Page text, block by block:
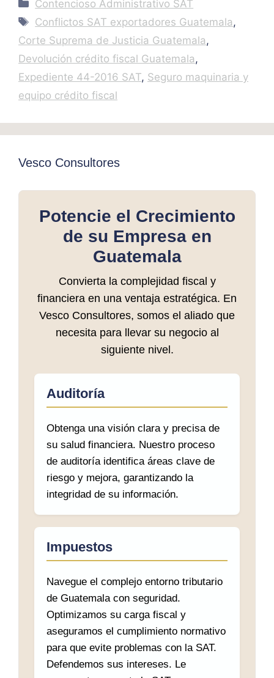
Contencioso Administrativo SAT
Tags
Conflictos SAT exportadores Guatemala,
Corte Suprema de Justicia Guatemala,
Devolución crédito fiscal Guatemala,
Expediente 44-2016 SAT, Seguro maquinaria y
equipo crédito fiscal
Vesco Consultores
Potencie el Crecimiento
de su Empresa en
Guatemala
Convierta la complejidad fiscal y
financiera en una ventaja estratégica. En
Vesco Consultores, somos el aliado que
necesita para llevar su negocio al
siguiente nivel.
Auditoría
Obtenga una visión clara y precisa de
su salud financiera. Nuestro proceso
de auditoría identifica áreas clave de
riesgo y mejora, garantizando la
integridad de su información.
Impuestos
Navegue el complejo entorno tributario
de Guatemala con seguridad.
Optimizamos su carga fiscal y
aseguramos el cumplimiento normativo
para que evite problemas con la SAT.
Defendemos sus intereses. Le